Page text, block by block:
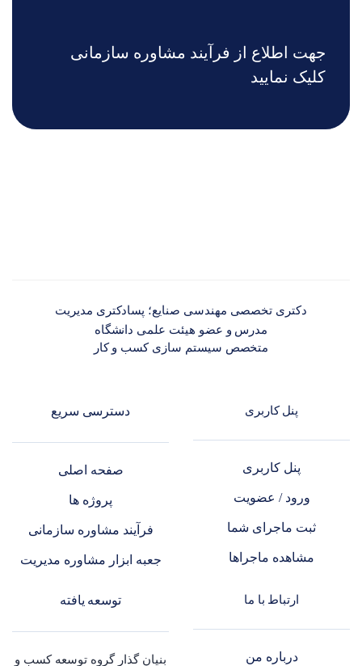
جهت اطلاع از فرآیند مشاوره سازمانی
کلیک نمایید
دکتری تخصصی مهندسی صنایع؛ پسادکتری مدیریت
مدرس و عضو هیئت علمی دانشگاه
متخصص سیستم سازی کسب و کار
پنل کاربری
پنل کاربری
ورود / عضویت
ثبت ماجرای شما
مشاهده ماجراها
دسترسی سریع
صفحه اصلی
پروژه ها
فرآیند مشاوره سازمانی
جعبه ابزار مشاوره مدیریت
ارتباط با ما
درباره من
توسعه یافته
بنیان گذار گروه توسعه کسب و